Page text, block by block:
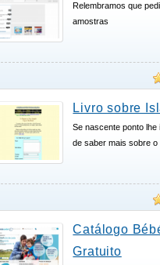
Relembramos que
amostras
Livro sobre
Se nascente ponto
de saber mais sobre o
Catálogo
Gratuito